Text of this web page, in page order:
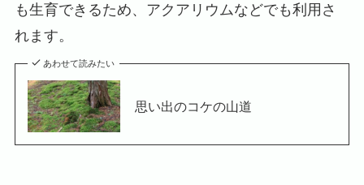
も生育できるため、アクアリウムなどでも利用さ
れます。
あわせて読みたい
思い出のコケの山道